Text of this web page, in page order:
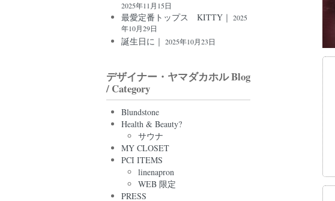
2025年11月15日
最愛定番トップス KITTY｜ 2025
年10月29日
誕生日に｜ 2025年10月23日
デザイナー・ヤマダカホル Blog
/ Category
Blundstone
Health & Beauty?
サウナ
MY CLOSET
PCI ITEMS
linenapron
WEB 限定
PRESS